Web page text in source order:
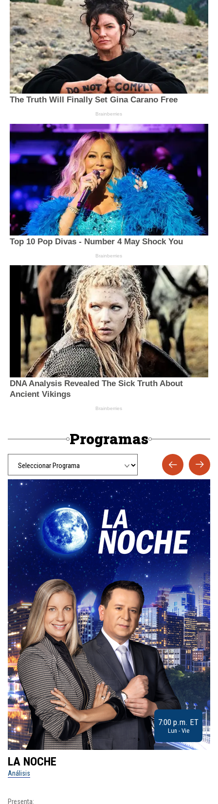
Programas
7:00 p.m. ET
Lun - Vie
LA NOCHE
Análisis
Presenta: